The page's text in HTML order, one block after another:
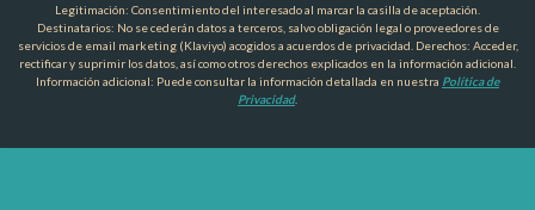
Legitimación: Consentimiento del interesado al marcar la casilla de aceptación.
Destinatarios: No se cederán datos a terceros, salvo obligación legal o proveedores de
servicios de email marketing (Klaviyo) acogidos a acuerdos de privacidad. Derechos: Acceder,
rectificar y suprimir los datos, así como otros derechos explicados en la información adicional.
Información adicional: Puede consultar la información detallada en nuestra Política de
Privacidad.